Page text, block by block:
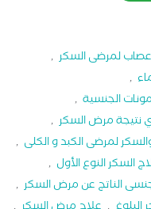
لمرضى السكر ,
,
الجنسية ,
نتيجة مرض السكر ,
لمرضى الكبد و الكلى ,
السكر النوع الأول ,
الناتج عن مرض السكر ,